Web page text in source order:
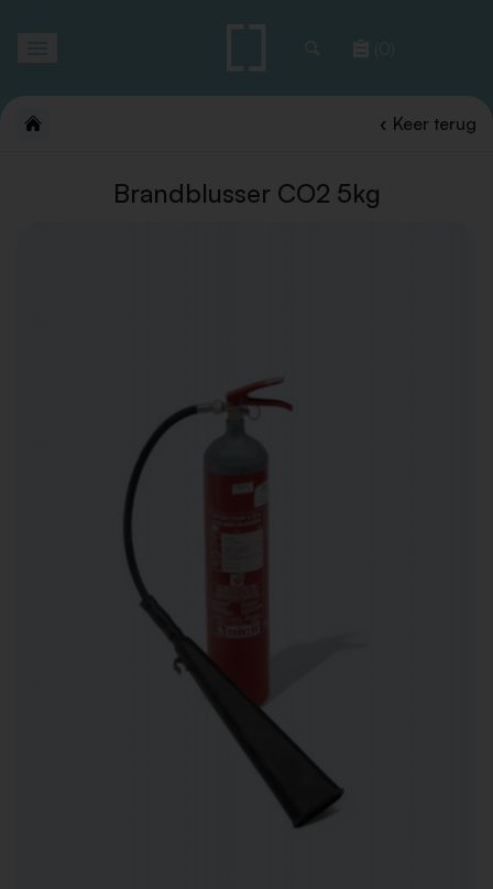
(0)
Keer terug
Brandblusser CO2 5kg